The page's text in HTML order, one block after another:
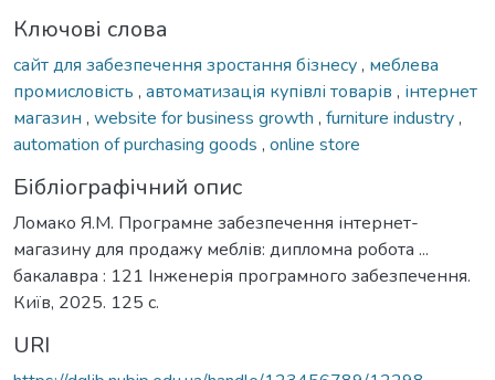
Ключові слова
сайт для забезпечення зростання бізнесу, меблева
промисловість , автоматизація купівлі товарів , інтернет
магазин , website for business growth , furniture industry,
automation of purchasing goods , online store
Бібліографічний опис
Ломако Я.М. Програмне забезпечення інтернет-
магазину для продажу меблів: дипломна робота ...
бакалавра : 121 Інженерія програмного забезпечення.
Київ, 2025. 125 с.
URI